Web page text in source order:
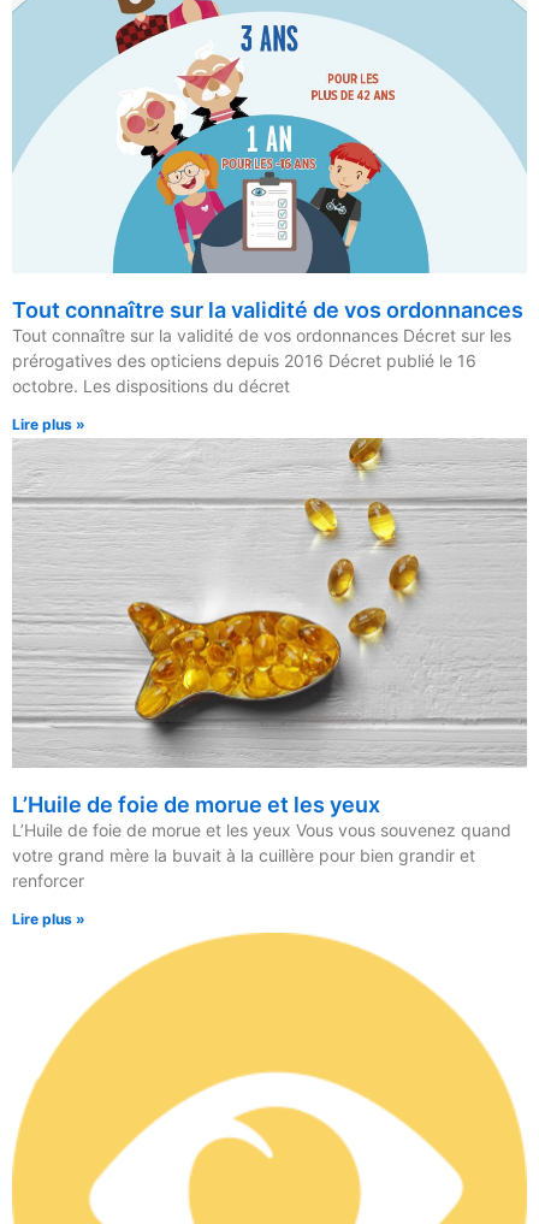
Tout connaître sur la validité de vos ordonnances
Tout connaître sur la validité de vos ordonnances Décret sur les
prérogatives des opticiens depuis 2016 Décret publié le 16
octobre. Les dispositions du décret
Lire plus »
L’Huile de foie de morue et les yeux
L’Huile de foie de morue et les yeux Vous vous souvenez quand
votre grand mère la buvait à la cuillère pour bien grandir et
renforcer
Lire plus »